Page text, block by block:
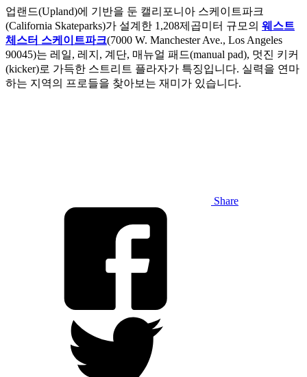
업랜드(Upland)에 기반을 둔 캘리포니아 스케이트파크
(California Skateparks)가 설계한 1,208제곱미터 규모의 웨스트
체스터 스케이트파크(7000 W. Manchester Ave., Los Angeles
90045)는 레일, 레지, 계단, 매뉴얼 패드(manual pad), 멋진 키커
(kicker)로 가득한 스트리트 플라자가 특징입니다. 실력을 연마
하는 지역의 프로들을 찾아보는 재미가 있습니다.
Share